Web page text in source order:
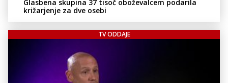
Glasbena skupina 37 tisoč oboževalcem podarila
križarjenje za dve osebi
TV ODDAJE